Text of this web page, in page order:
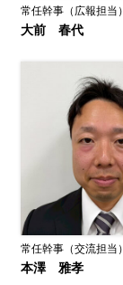
常任幹事（広報担当）
大前 春代
常任幹事（交流担当）
本澤 雅孝